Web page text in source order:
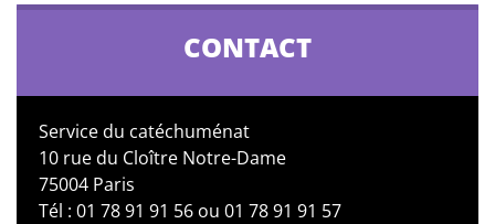
CONTACT
Service du catéchuménat
10 rue du Cloître Notre-Dame
75004 Paris
Tél : 01 78 91 91 56 ou 01 78 91 91 57